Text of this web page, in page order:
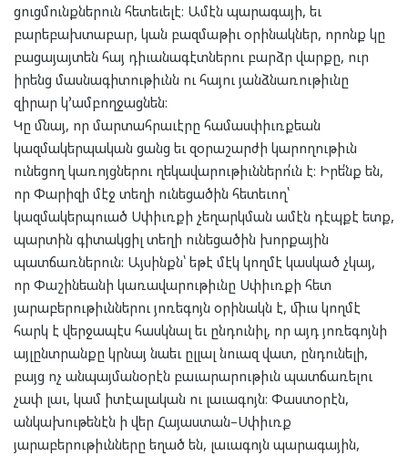
ցուցմունքներուն հետեւելէ։ Ամէն պարագայի, եւ
բարեբախտաբար, կան բազմաթիւ օրինակներ, որոնք կը
բացայայտեն հայ դիւանագէտներու բարձր վարքը, ուր
իրենց մասնագիտութիւնն ու հայու յանձնառութիւնը
զիրար կ՚ամբողջացնեն։
Կը մնայ, որ մարտահրաւէրը համասփիւռքեան
կազմակերպական ցանց եւ զօրաշարժի կարողութիւն
ունեցող կառոյցներու ղեկավարութիւններո՛ւն է։ Իրե՛նք են,
որ Փարիզի մէջ տեղի ունեցածին հետեւող՝
կազմակերպուած Սփիւռքի չեղարկման ամէն դէպքէ ետք,
պարտին գիտակցիլ տեղի ունեցածին խորքային
պատճառներուն: Այսինքն՝ եթէ մէկ կողմէ կասկած չկայ,
որ Փաշինեանի կառավարութիւնը Սփիւռքի հետ
յարաբերութիւններու յոռեգոյն օրինակն է, միւս կողմէ
հարկ է վերջապէս հասկնալ եւ ընդունիլ, որ այդ յոռեգոյնի
այլընտրանքը կրնայ նաեւ ըլլալ նուազ վատ, ընդունելի,
բայց ոչ անպայմանօրէն բաւարարութիւն պատճառելու
չափ լաւ, կամ իտէալական ու լաւագոյն։ Փաստօրէն,
անկախութենէն ի վեր Հայաստան–Սփիւռք
յարաբերութիւնները եղած են, լաւագոյն պարագային,